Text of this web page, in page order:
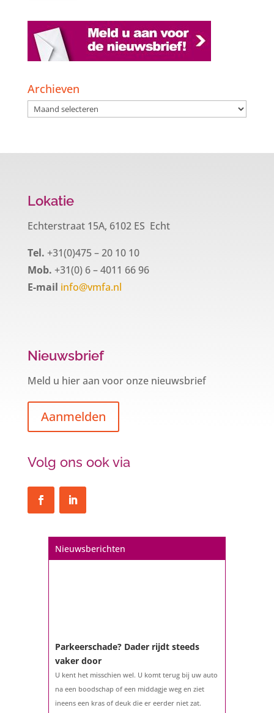
Archieven
Archieven
Lokatie
Echterstraat 15A, 6102 ES Echt
Tel. +31(0)475 – 20 10 10
Mob. +31(0) 6 – 4011 66 96
E-mail info@vmfa.nl
Nieuwsbrief
Meld u hier aan voor onze nieuwsbrief
Aanmelden
Volg ons ook via
Nieuwsberichten
Parkeerschade? Dader rijdt steeds
vaker door
U kent het misschien wel. U komt terug bij uw auto
na een boodschap of een middagje weg en ziet
ineens een kras of deuk die er eerder niet zat.